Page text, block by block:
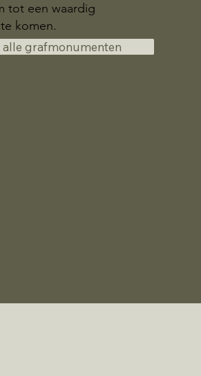
tot een waardig
komen.
alle grafmonumenten